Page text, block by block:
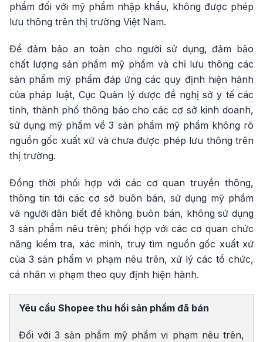
phẩm đối với mỹ phẩm nhập khẩu, không được phép
lưu thông trên thị trường Việt Nam.
Để đảm bảo an toàn cho người sử dụng, đảm bảo
chất lượng sản phẩm mỹ phẩm và chỉ lưu thông các
sản phẩm mỹ phẩm đáp ứng các quy định hiện hành
của pháp luật, Cục Quản lý dược đề nghị sở y tế các
tỉnh, thành phố thông báo cho các cơ sở kinh doanh,
sử dụng mỹ phẩm về 3 sản phẩm mỹ phẩm không rõ
nguồn gốc xuất xứ và chưa được phép lưu thông trên
thị trường.
Đồng thời phối hợp với các cơ quan truyền thông,
thông tin tới các cơ sở buôn bán, sử dụng mỹ phẩm
và người dân biết để không buôn bán, không sử dụng
3 sản phẩm nêu trên; phối hợp với các cơ quan chức
năng kiểm tra, xác minh, truy tìm nguồn gốc xuất xứ
của 3 sản phẩm vi phạm nêu trên, xử lý các tổ chức,
cá nhân vi phạm theo quy định hiện hành.
Yêu cầu Shopee thu hồi sản phẩm đã bán
Đối với 3 sản phẩm mỹ phẩm vi phạm nêu trên,